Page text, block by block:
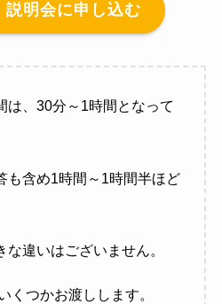
説明会に申し込む
、30分～1時間となって
含め1時間～1時間半ほど
違いはございません。
つかお渡しします。